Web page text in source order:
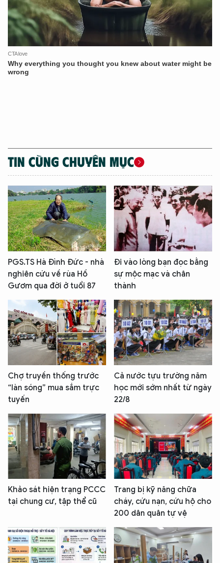
TIN CÙNG CHUYÊN MỤC
PGS.TS Hà Đình Đức - nhà
nghiên cứu về rùa Hồ
Gươm qua đời ở tuổi 87
Đi vào lòng bạn đọc bằng
sự mộc mạc và chân
thành
Chợ truyền thống trước
“làn sóng” mua sắm trực
tuyến
Cả nước tựu trường năm
học mới sớm nhất từ ngày
22/8
Khảo sát hiện trạng PCCC
tại chung cư, tập thể cũ
Trang bị kỹ năng chữa
cháy, cứu nạn, cứu hộ cho
200 dân quân tự vệ
Hãy hỏi tôi bất kỳ điều gì bạn cần biết về
An Ninh Thủ Đô nhé. Tôi sẵn sàng hỗ trợ!